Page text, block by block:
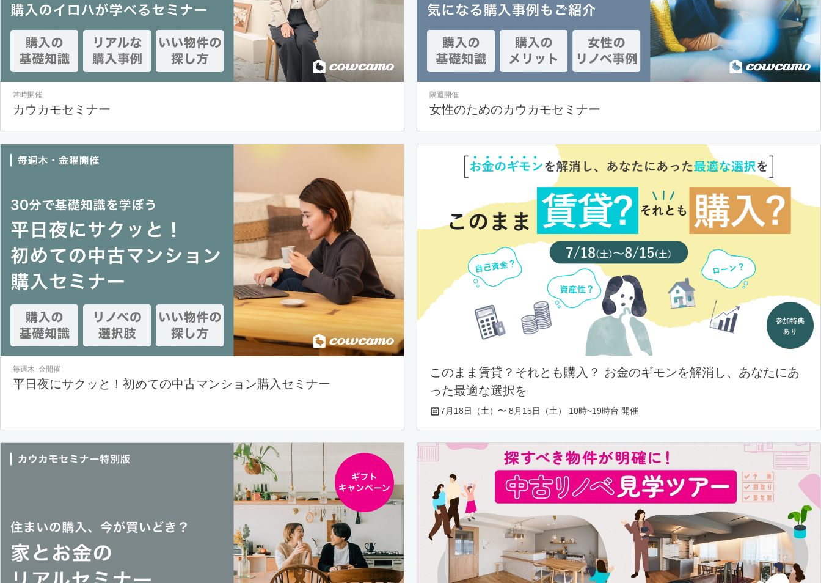
常時開催
カウカモセミナー
隔週開催
女性のためのカウカモセミナー
毎週木･金開催
平日夜にサクッと！初めての中古マンション購入セミナー
このまま賃貸？それとも購入？ お金のギモンを解消し、あなたにあ
った最適な選択を
7月18日（土）〜 8月15日（土） 10時~19時台 開催